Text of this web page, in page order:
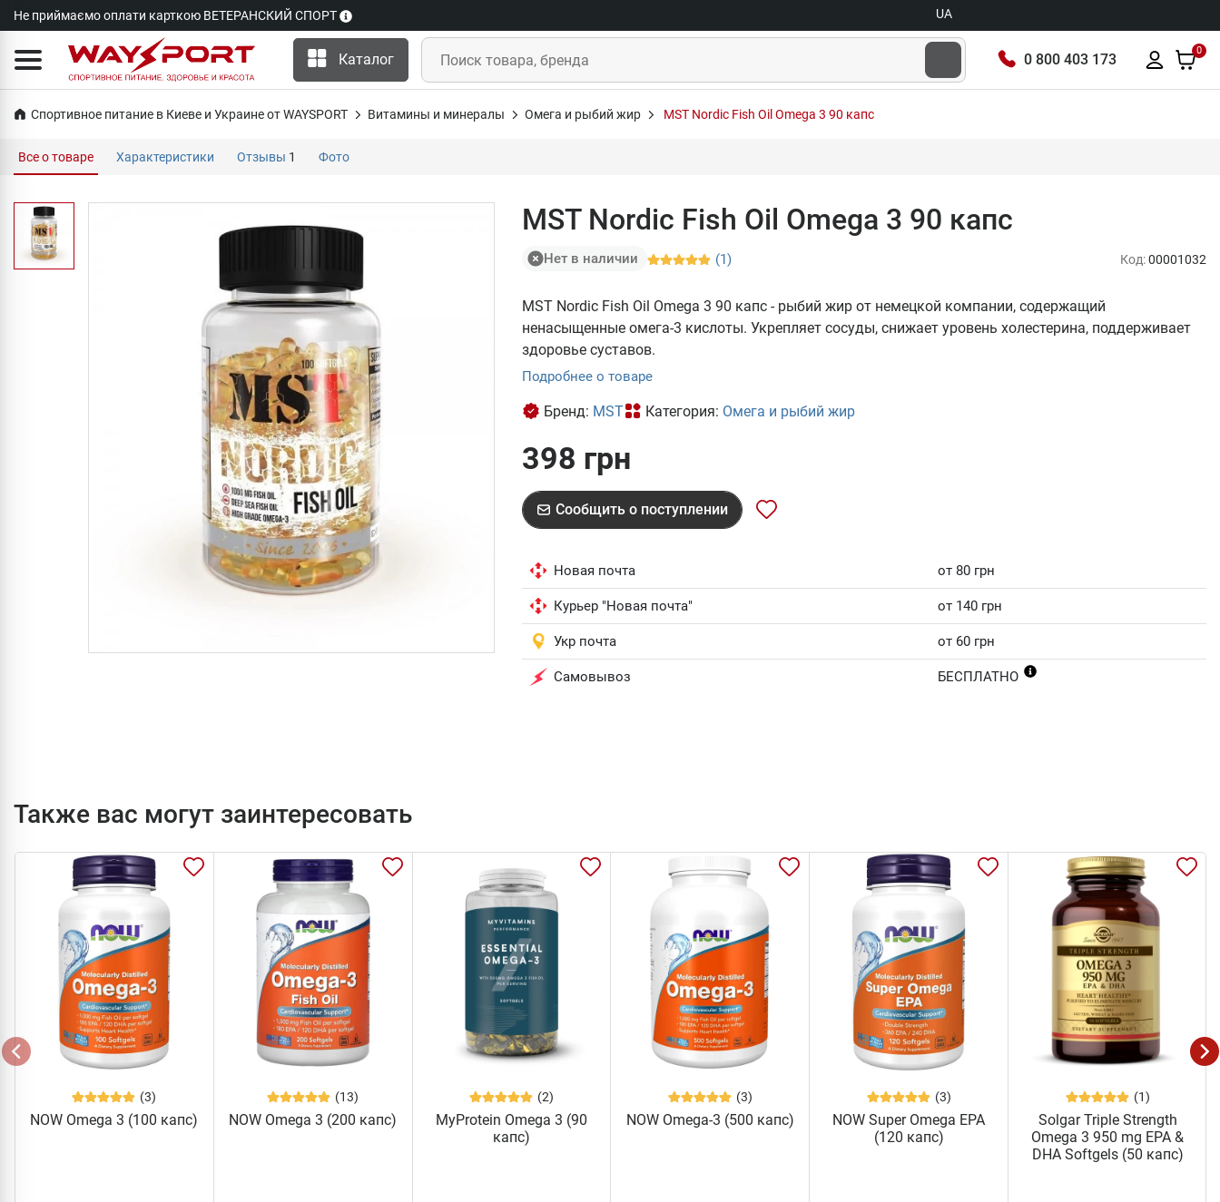
Не приймаємо оплати карткою ВЕТЕРАНСКИЙ СПОРТ UA
Каталог 0 800 403 173
0
Спортивное питание в Киеве и Украине от WAYSPORT Витамины и минералы Омега и рыбий жир MST Nordic Fish Oil Omega 3 90 капс
Все о товаре Характеристики Отзывы 1 Фото
MST Nordic Fish Oil Omega 3 90 капс
Нет в наличии (1) Код:00001032
MST Nordic Fish Oil Omega 3 90 капс - рыбий жир от немецкой компании, содержащий
ненасыщенные омега-3 кислоты. Укрепляет сосуды, снижает уровень холестерина, поддерживает
здоровье суставов.
Подробнее о товаре
Бренд: MST Категория: Омега и рыбий жир
398 грн
Сообщить о поступлении
Новая почта от 80 грн
Курьер "Новая почта" от 140 грн
Укр почта от 60 грн
Самовывоз БЕСПЛАТНО
Также вас могут заинтересовать
(3)
NOW Omega 3 (100 капс)
(13)
NOW Omega 3 (200 капс)
(2)
MyProtein Omega 3 (90
капс)
(3)
NOW Omega-3 (500 капс)
(3)
NOW Super Omega EPA
(120 капс)
(1)
Solgar Triple Strength
Omega 3 950 mg EPA &
DHA Softgels (50 капс)